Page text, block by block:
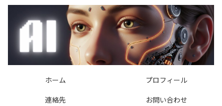
ホーム
プロフィール
連絡先
お問い合わせ